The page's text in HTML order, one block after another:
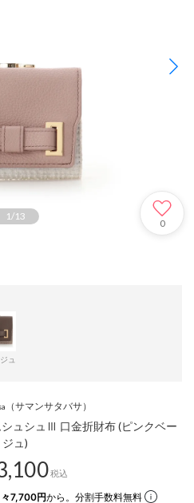
1/13
0
ュ
（サマンサタバサ）
ュシュⅢ 口金折財布 (ピンクベー
ジュ)
税込
7,700円から。分割手数料無料